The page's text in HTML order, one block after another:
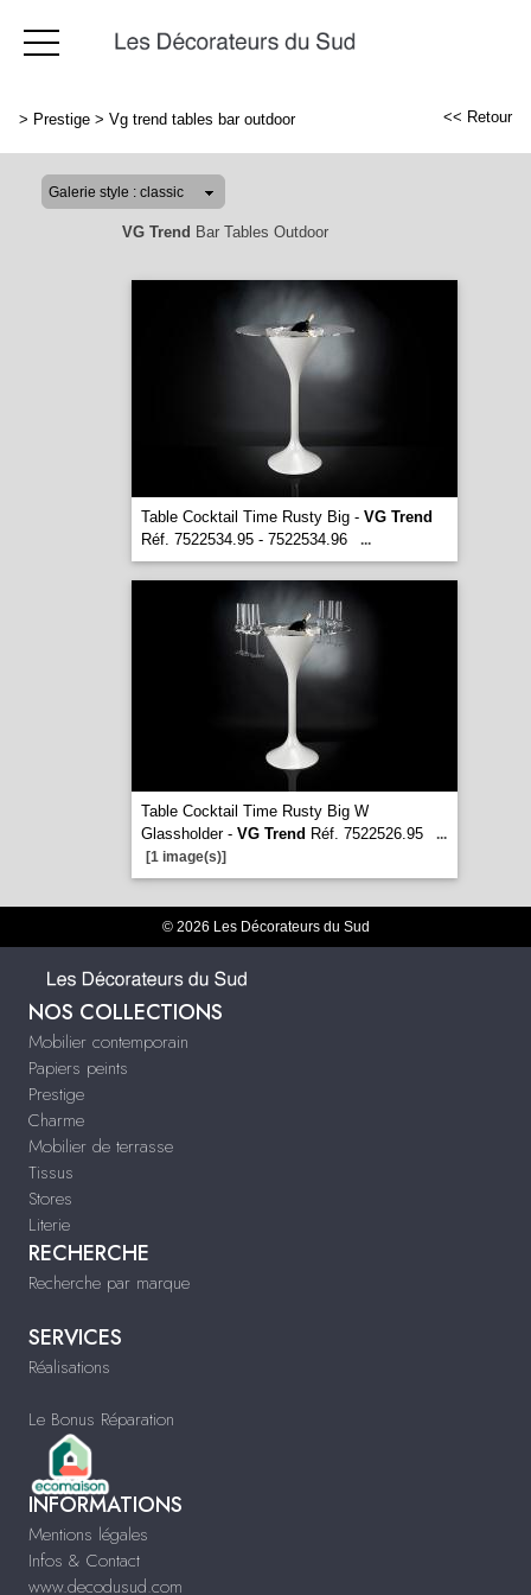
> Prestige > Vg trend tables bar outdoor << Retour
VG Trend Bar Tables Outdoor
Table Cocktail Time Rusty Big - VG Trend
Réf. 7522534.95 - 7522534.96
...
Table Cocktail Time Rusty Big W
Glassholder - VG Trend Réf. 7522526.95
...
[1 image(s)]
© 2026 Les Décorateurs du Sud
NOS COLLECTIONS
Mobilier contemporain
Papiers peints
Prestige
Charme
Mobilier de terrasse
Tissus
Stores
Literie
RECHERCHE
Recherche par marque
SERVICES
Réalisations
Le Bonus Réparation
INFORMATIONS
Mentions légales
Infos & Contact
www.decodusud.com